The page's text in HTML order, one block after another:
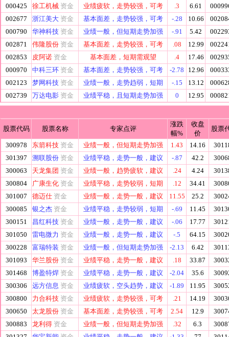
000425 徐工机械 资金 业绩疲软，走势较强，可考 .3 6.61
002677
浙江美大 资金 基本面差，走势较强，可考 -.28 10.66
000790
华神科技 资金 业绩一般，但短期走势加强 -.91 5.42
002871
伟隆股份 资金 基本面差，走势较强，可考 .08 12.99
002853
皮阿诺 资金 基本面差，短期需观望 .4 17.46
000970
中科三环 资金 基本面差，走势较强，可考 -2.78 12.96
002123
梦网科技 资金 业绩一般，走势趋弱，短期 -.15 13.12
002739
万达电影 资金 业绩平稳，且短期走势加强 0 12.95
股票代码 股票名称 专家点评
涨跌
幅%
收盘
价
股票
300978 东箭科技 资金 业绩一般，但短期走势加强 1.43 14.16
301397
溯联股份 资金 业绩平稳，走势一般，建议 -.87 42.2
300063
天龙集团 资金 业绩一般，趋势疲软，建议 .24 4.24
300804
广康生化 资金 业绩平稳，走势较弱，短期 .12 34.41
301007
德迈仕 资金 业绩一般，走势一般，建议 11.55 25.2
300085
银之杰 资金 业绩平稳，走势较弱，短期 -.69 11.45
300151
昌红科技 资金 业绩一般，走势一般，建议 -.06 17.77
301050
雷电微力 资金 业绩一般，走势一般，建议 -.5 64.15
300228
富瑞特装 资金 业绩一般，但短期走势加强 -2.13 6.42
301093
华兰股份 资金 业绩平稳，走势一般，建议 .18 33.87
301468
博盈特焊 资金 业绩平稳，走势一般，建议 -2.04 35.6
300306
远方信息 资金 业绩疲软，空头趋势，建议 -1.89 11.95
300800
力合科技 资金 业绩疲软，走势较强，可考 .21 14.19
300650
太龙股份 资金 基本面差，走势较强，可考 2.54 12.9
300883
龙利得 资金 业绩一般，但短期走势加强 .32 6.3